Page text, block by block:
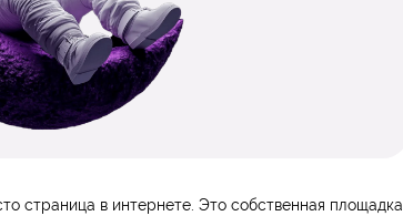
страница в интернете. Это собственная площадка